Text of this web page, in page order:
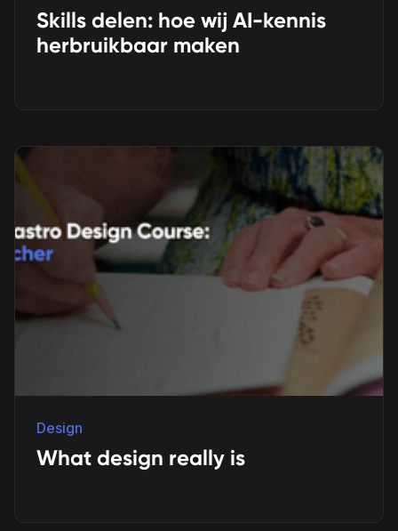
Skills delen: hoe wij AI-kennis
herbruikbaar maken
Design
What design really is